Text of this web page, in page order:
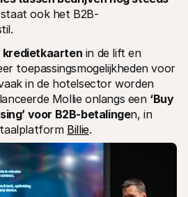
ook het B2B-
kredietkaarten in de lift en
toepassingsmogelijkheden voor
vaak in de hotelsector worden
Mollie onlangs een ‘Buy
voor B2B-betalingen, in
Billie.